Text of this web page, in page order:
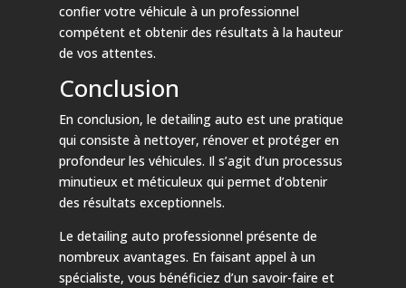
confier votre véhicule à un professionnel
compétent et obtenir des résultats à la hauteur
de vos attentes.
Conclusion
En conclusion, le detailing auto est une pratique
qui consiste à nettoyer, rénover et protéger en
profondeur les véhicules. Il s’agit d’un processus
minutieux et méticuleux qui permet d’obtenir
des résultats exceptionnels.
Le detailing auto professionnel présente de
nombreux avantages. En faisant appel à un
spécialiste, vous bénéficiez d’un savoir-faire et